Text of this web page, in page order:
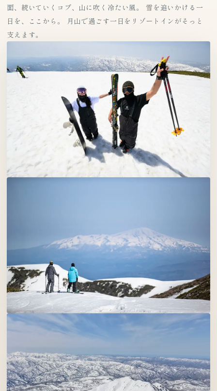
面、続いていくコブ、山に吹く冷たい風。 雪を追いかける一
日を、ここから。 月山で過ごす一日をリゾートインがそっと
支えます。